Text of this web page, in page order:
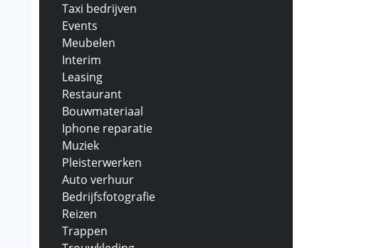
Taxi bedrijven
Events
Meubelen
Interim
Leasing
Restaurant
Bouwmateriaal
Iphone reparatie
Muziek
Pleisterwerken
Auto verhuur
Bedrijfsfotografie
Reizen
Trappen